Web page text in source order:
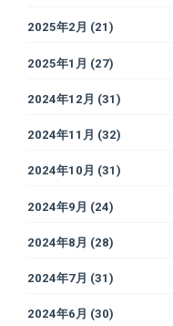
2025年2月 (21)
2025年1月 (27)
2024年12月 (31)
2024年11月 (32)
2024年10月 (31)
2024年9月 (24)
2024年8月 (28)
2024年7月 (31)
2024年6月 (30)